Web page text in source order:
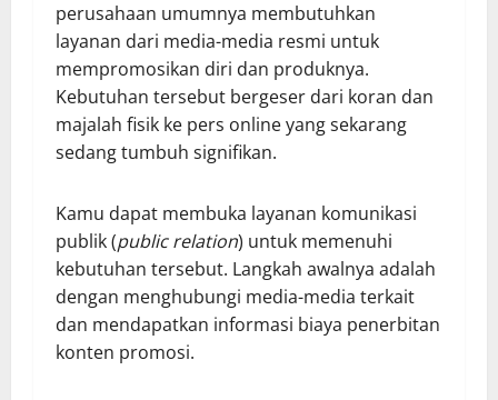
perusahaan umumnya membutuhkan
layanan dari media-media resmi untuk
mempromosikan diri dan produknya.
Kebutuhan tersebut bergeser dari koran dan
majalah fisik ke pers online yang sekarang
sedang tumbuh signifikan.
Kamu dapat membuka layanan komunikasi
publik (public relation) untuk memenuhi
kebutuhan tersebut. Langkah awalnya adalah
dengan menghubungi media-media terkait
dan mendapatkan informasi biaya penerbitan
konten promosi.